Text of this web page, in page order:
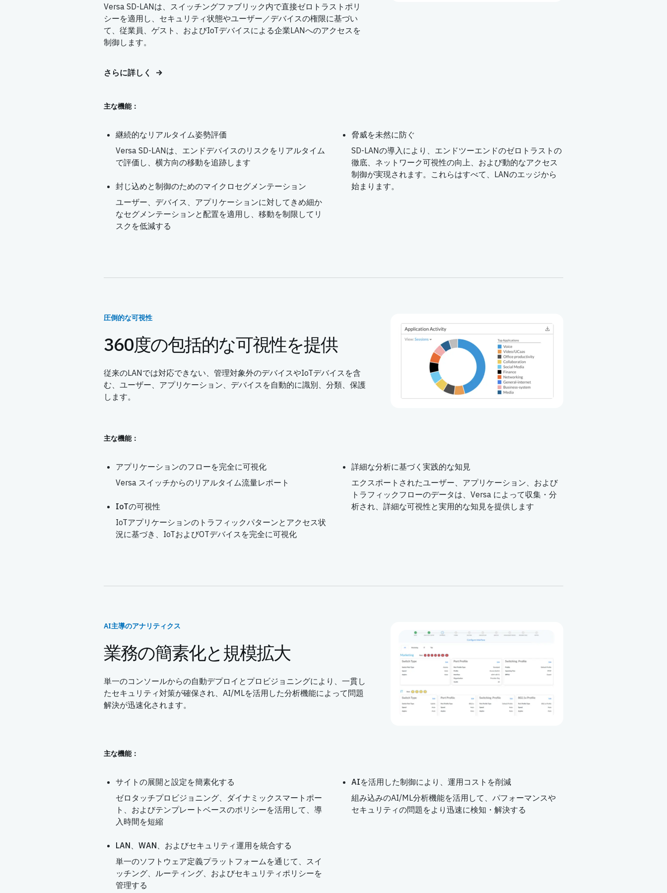
Versa SD-LANは、スイッチングファブリック内で直接ゼロトラストポリ
シーを適用し、セキュリティ状態やユーザー／デバイスの権限に基づい
て、従業員、ゲスト、およびIoTデバイスによる企業LANへのアクセスを
制御します。
さらに詳しく
主な機能：
継続的なリアルタイム姿勢評価
Versa SD-LANは、エンドデバイスのリスクをリアルタイム
で評価し、横方向の移動を追跡します
封じ込めと制御のためのマイクロセグメンテーション
ユーザー、デバイス、アプリケーションに対してきめ細か
なセグメンテーションと配置を適用し、移動を制限してリ
スクを低減する
脅威を未然に防ぐ
SD-LANの導入により、エンドツーエンドのゼロトラストの
徹底、ネットワーク可視性の向上、および動的なアクセス
制御が実現されます。これらはすべて、LANのエッジから
始まります。
圧倒的な可視性
360度の包括的な可視性を提供
従来のLANでは対応できない、管理対象外のデバイスやIoTデバイスを含
む、ユーザー、アプリケーション、デバイスを自動的に識別、分類、保護
します。
主な機能：
アプリケーションのフローを完全に可視化
Versa スイッチからのリアルタイム流量レポート
IoTの可視性
IoTアプリケーションのトラフィックパターンとアクセス状
況に基づき、IoTおよびOTデバイスを完全に可視化
詳細な分析に基づく実践的な知見
エクスポートされたユーザー、アプリケーション、および
トラフィックフローのデータは、Versa によって収集・分
析され、詳細な可視性と実用的な知見を提供します
AI主導のアナリティクス
業務の簡素化と規模拡大
単一のコンソールからの自動デプロイとプロビジョニングにより、一貫し
たセキュリティ対策が確保され、AI/MLを活用した分析機能によって問題
解決が迅速化されます。
主な機能：
サイトの展開と設定を簡素化する
ゼロタッチプロビジョニング、ダイナミックスマートポー
ト、およびテンプレートベースのポリシーを活用して、導
入時間を短縮
LAN、WAN、およびセキュリティ運用を統合する
単一のソフトウェア定義プラットフォームを通じて、スイ
ッチング、ルーティング、およびセキュリティポリシーを
管理する
AIを活用した制御により、運用コストを削減
組み込みのAI/ML分析機能を活用して、パフォーマンスや
セキュリティの問題をより迅速に検知・解決する